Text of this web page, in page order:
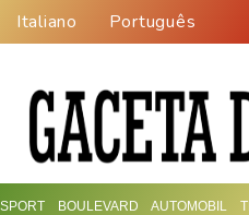
Italiano Português
SPORT BOULEVARD AUTOMOBIL